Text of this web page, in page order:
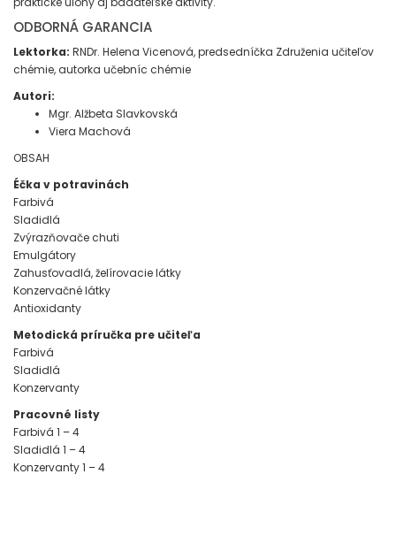
ODBORNÁ GARANCIA
Lektorka: RNDr. Helena Vicenová, predsedníčka Združenia učiteľov
chémie, autorka učebníc chémie
Autori:
Mgr. Alžbeta Slavkovská
Viera Machová
OBSAH
Éčka v potravinách
Farbivá
Sladidlá
Zvýrazňovače chuti
Emulgátory
Zahusťovadlá, želírovacie látky
Konzervačné látky
Antioxidanty
Metodická príručka pre učiteľa
Farbivá
Sladidlá
Konzervanty
Pracovné listy
Farbivá 1 – 4
Sladidlá 1 – 4
Konzervanty 1 – 4